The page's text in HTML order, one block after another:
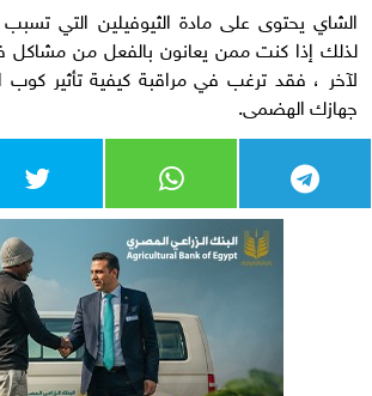
الشاي يحتوى على مادة الثيوفيلين التي تسبب
لذلك إذا كنت ممن يعانون بالفعل من
لآخر ، فقد ترغب في مراقبة كيفية تأثير
جهازك الهضمى.